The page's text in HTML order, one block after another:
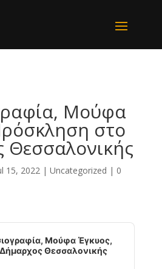
Μούφα
στο
Θεσσαλονικής
15, 2022| Uncategorized | 0
Μούφα Έγκυος,
Θεσσαλονικής